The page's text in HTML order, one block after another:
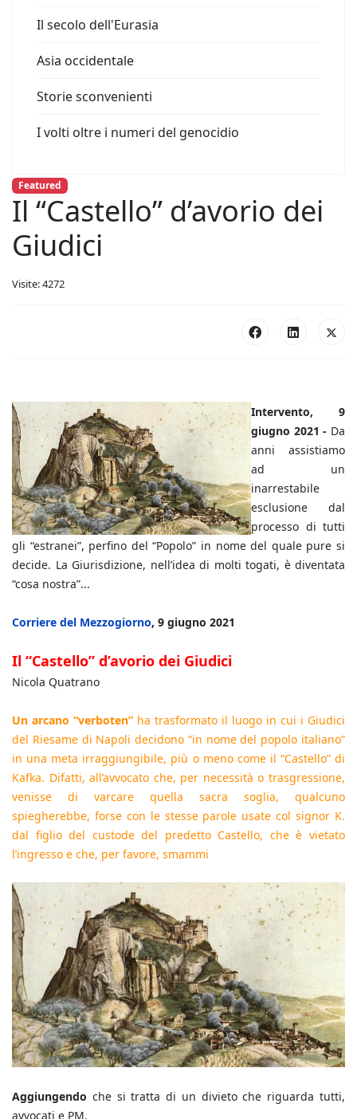
Il secolo dell'Eurasia
Asia occidentale
Storie sconvenienti
I volti oltre i numeri del genocidio
Featured
Il “Castello” d’avorio dei
Giudici
Visite: 4272
Intervento, 9
giugno 2021 - Da
anni assistiamo
ad un
inarrestabile
esclusione dal
processo di tutti
gli “estranei”, perfino del “Popolo” in nome del quale pure si
decide. La Giurisdizione, nell’idea di molti togati, è diventata
“cosa nostra”...
Corriere del Mezzogiorno, 9 giugno 2021
Il “Castello” d’avorio dei Giudici
Nicola Quatrano
Un arcano “verboten” ha trasformato il luogo in cui i Giudici
del Riesame di Napoli decidono “in nome del popolo italiano”
in una meta irraggiungibile, più o meno come il “Castello” di
Kafka. Difatti, all’avvocato che, per necessità o trasgressione,
venisse di varcare quella sacra soglia, qualcuno
spiegherebbe, forse con le stesse parole usate col signor K.
dal figlio del custode del predetto Castello, che è vietato
l’ingresso e che, per favore, smammi
Aggiungendo che si tratta di un divieto che riguarda tutti,
avvocati e PM.